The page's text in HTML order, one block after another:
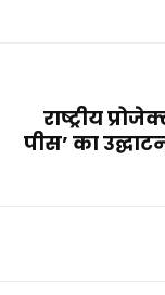
राष्ट्रीय
पीस’ का